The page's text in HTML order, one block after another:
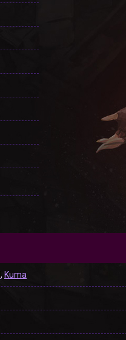
, Kuma